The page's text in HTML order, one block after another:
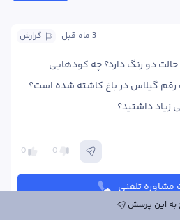
گزارش 3 ماه قبل
زیاد داشتید؟
0 0
تلفنی
به این پرسش